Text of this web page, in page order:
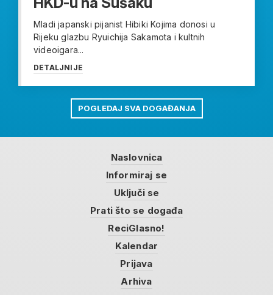
Mladi japanski pijanist Hibiki Kojima donosi u
Rijeku glazbu Ryuichija Sakamota i kultnih
videoigara...
DETALJNIJE
POGLEDAJ SVA DOGAĐANJA
Naslovnica
Informiraj se
Uključi se
Prati što se događa
ReciGlasno!
Kalendar
Prijava
Arhiva